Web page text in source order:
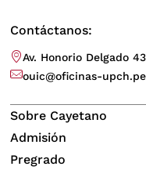
Contáctanos:
Av. Honorio Delgado
ouic@oficinas-upch.pe
Sobre Cayetano
Admisión
Pregrado